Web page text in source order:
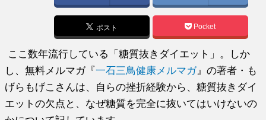
ポスト Pocket
ここ数年流行している「糖質抜きダイエット」。しか
し、無料メルマガ『一石三鳥健康メルマガ』の著者・も
げらもげこさんは、自らの挫折経験から、糖質抜きダイ
エットの欠点と、なぜ糖質を完全に抜いてはいけないの